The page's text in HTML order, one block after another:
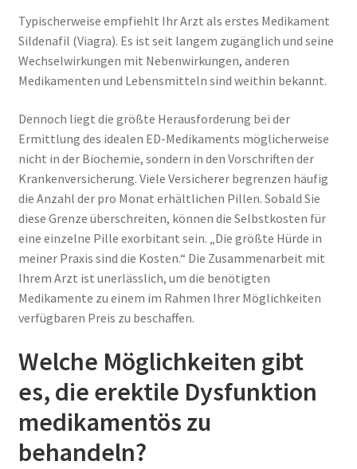
Typischerweise empfiehlt Ihr Arzt als erstes Medikament
Sildenafil (Viagra). Es ist seit langem zugänglich und seine
Wechselwirkungen mit Nebenwirkungen, anderen
Medikamenten und Lebensmitteln sind weithin bekannt.
Dennoch liegt die größte Herausforderung bei der
Ermittlung des idealen ED-Medikaments möglicherweise
nicht in der Biochemie, sondern in den Vorschriften der
Krankenversicherung. Viele Versicherer begrenzen häufig
die Anzahl der pro Monat erhältlichen Pillen. Sobald Sie
diese Grenze überschreiten, können die Selbstkosten für
eine einzelne Pille exorbitant sein. „Die größte Hürde in
meiner Praxis sind die Kosten.“ Die Zusammenarbeit mit
Ihrem Arzt ist unerlässlich, um die benötigten
Medikamente zu einem im Rahmen Ihrer Möglichkeiten
verfügbaren Preis zu beschaffen.
Welche Möglichkeiten gibt
es, die erektile Dysfunktion
medikamentös zu
behandeln?